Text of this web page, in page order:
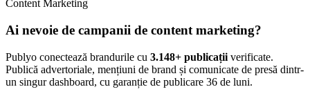
Content Marketing
Ai nevoie de campanii de content marketing?
Publyo conectează brandurile cu 3.148+ publicații verificate.
Publică advertoriale, mențiuni de brand și comunicate de presă dintr-
un singur dashboard, cu garanție de publicare 36 de luni.